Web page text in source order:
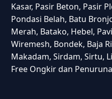
Kasar, Pasir Beton, Pasir
Pondasi Belah, Batu
Merah, Batako, Hebel,
Wiremesh, Bondek, Baja
Makadam, Sirdam, Sirtu,
Free Ongkir dan